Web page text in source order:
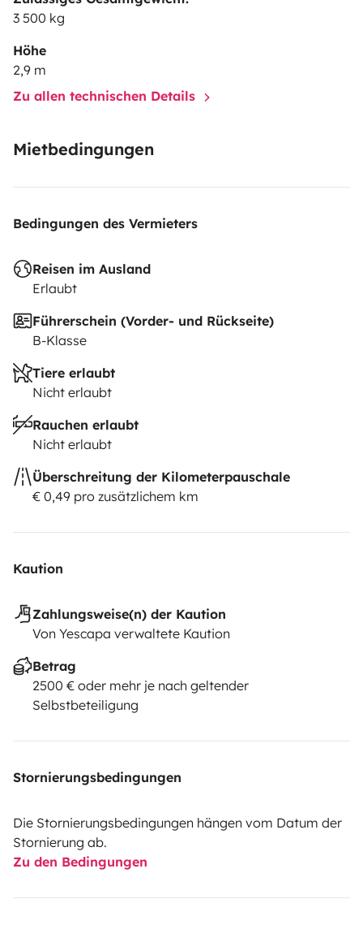
gespannt, von euch zu hören.
3 500 kg
Höhe
2,9 m
Zu allen technischen Details
Mietbedingungen
Bedingungen des Vermieters
Reisen im Ausland
Erlaubt
Führerschein (Vorder- und Rückseite)
B-Klasse
Tiere erlaubt
Nicht erlaubt
Rauchen erlaubt
Nicht erlaubt
Überschreitung der Kilometerpauschale
€ 0,49 pro zusätzlichem km
Kaution
Zahlungsweise(n) der Kaution
Von Yescapa verwaltete Kaution
Betrag
2500 € oder mehr je nach geltender
Selbstbeteiligung
Stornierungsbedingungen
Die Stornierungsbedingungen hängen vom Datum der
Stornierung ab.
Zu den Bedingungen